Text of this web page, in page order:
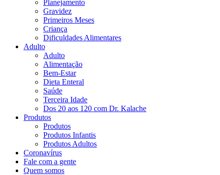
Planejamento
Gravidez
Primeiros Meses
Criança
Dificuldades Alimentares
Adulto
Adulto
Alimentação
Bem-Estar
Dieta Enteral
Saúde
Terceira Idade
Dos 20 aos 120 com Dr. Kalache
Produtos
Produtos
Produtos Infantis
Produtos Adultos
Coronavírus
Fale com a gente
Quem somos